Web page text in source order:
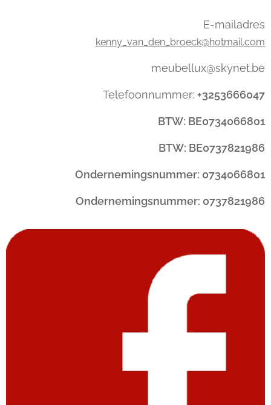
E-mailadres
kenny_van_den_broeck@hotmail.com
meubellux@skynet.be
Telefoonnummer: +3253666047
BTW: BE0734066801
BTW: BE0737821986
Ondernemingsnummer: 0734066801
Ondernemingsnummer: 0737821986